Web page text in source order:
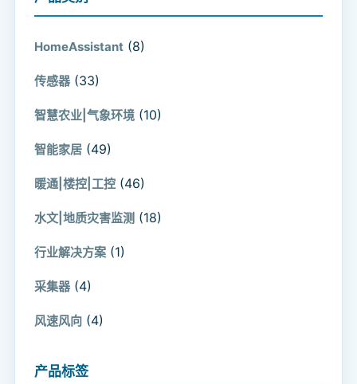
HomeAssistant (8)
传感器 (33)
智慧农业|气象环境 (10)
智能家居 (49)
暖通|楼控|工控 (46)
水文|地质灾害监测 (18)
行业解决方案 (1)
采集器 (4)
风速风向 (4)
产品标签